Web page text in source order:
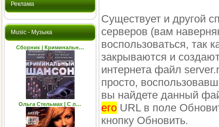
Реклама
Music - Музыка
Сборник | Криминальн…
Ольга Стельмах | С л…
Существует и другой
серверов (вам
воспользоваться, так
закрываются и
интернета файл
просто,
вы найдете данный
его URL в поле
кнопку Обновить.